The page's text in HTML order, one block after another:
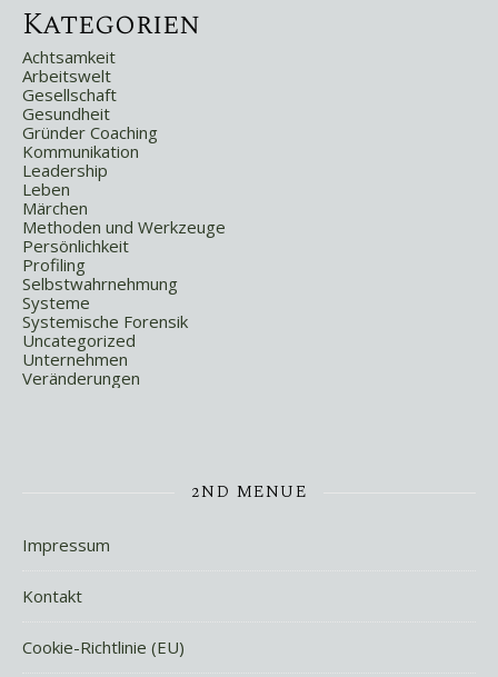
Kategorien
Achtsamkeit
Arbeitswelt
Gesellschaft
Gesundheit
Gründer Coaching
Kommunikation
Leadership
Leben
Märchen
Methoden und Werkzeuge
Persönlichkeit
Profiling
Selbstwahrnehmung
Systeme
Systemische Forensik
Uncategorized
Unternehmen
Veränderungen
2ND MENUE
Impressum
Kontakt
Cookie-Richtlinie (EU)